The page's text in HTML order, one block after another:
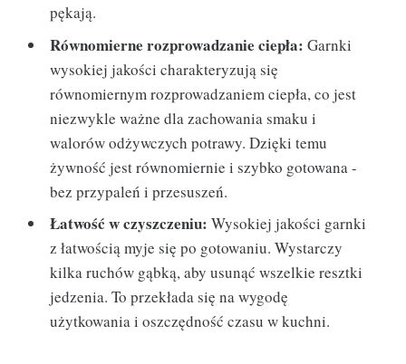
pękają.
Równomierne rozprowadzanie ciepła:Garnki
wysokiej jakości charakteryzują się
równomiernym rozprowadzaniem ciepła, co jest
niezwykle ważne dla zachowania smaku i
walorów odżywczych potrawy. Dzięki temu
żywność jest równomiernie i szybko gotowana -
bez przypaleń i przesuszeń.
Łatwość w czyszczeniu:Wysokiej jakości garnki
z łatwością myje się po gotowaniu. Wystarczy
kilka ruchów gąbką, aby usunąć wszelkie resztki
jedzenia. To przekłada się na wygodę
użytkowania i oszczędność czasu w kuchni.